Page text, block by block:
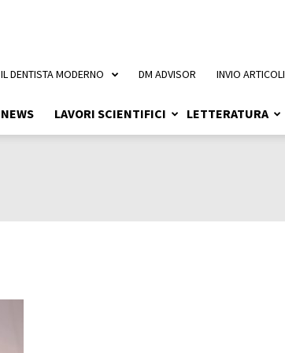
NEWS LAVORI SCIENTIFICI LETTERATURA
IL DENTISTA MODERNO DM ADVISOR INVIO ARTICOLI